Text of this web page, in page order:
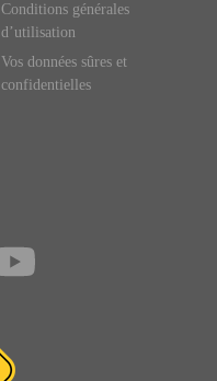
Conditions générales
d’utilisation
Vos données sûres et
confidentielles